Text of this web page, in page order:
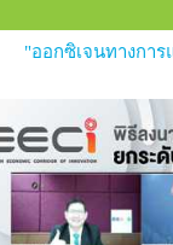
"ออกซิเจนทางกา